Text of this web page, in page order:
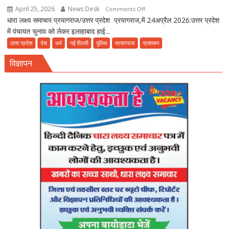
April 25, 2026 News Desk Comments Offon
Prayagraj
UP
सख्त,आयोग
अप्रैल
फाइनल
शेड्यूल
तलब।
धारा लक्ष्य समाचार प्रयागराज/उत्तर प्रदेश प्रयागराज,में 24अप्रैल 2026:उत्तर प्रदेश
में पंचायत चुनाव को लेकर इलाहाबाद हाई...
उत्तर प्रदेश देश धर्म नई दिल्ली पुलिस प्रयागराज प्रशासन
विज्ञापन